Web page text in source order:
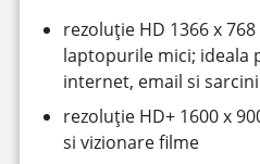
rezoluție HD 1366 x
laptopurile mici; ideala
internet, email si
rezoluție HD+ 1600 x
si vizionare filme